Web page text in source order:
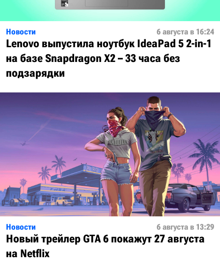
Новости 6 августа в 16:24
Lenovo выпустила ноутбук IdeaPad 5 2-in-1
на базе Snapdragon X2 – 33 часа без
подзарядки
Новости 6 августа в 13:29
Новый трейлер GTA 6 покажут 27 августа
на Netflix